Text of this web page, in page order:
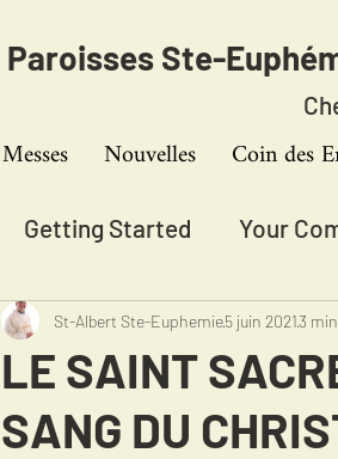
Paroisses Ste-
Messes Nouvelles Coin des
Getting Started Your
LE SAINT
SANG DU
St-Albert Ste-Euphemie5 juin 20213